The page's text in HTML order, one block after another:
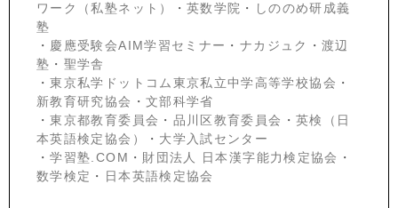
ワーク（私塾ネット）
・ 英数学院 ・
しののめ研成義
塾
・ 慶應受験会AIM学習セミナー ・ ナカジュク ・ 渡辺
塾 ・ 聖学舎
・東京私学ドットコム東京私立中学高等学校協会 ・
新教育研究協会 ・ 文部科学省
・東京都教育委員会 ・ 品川区教育委員会 ・ 英検（日
本英語検定協会）
・ 大学入試センター
・学習塾.COM ・ 財団法人 日本漢字能力検定協会 ・
数学検定 ・ 日本英語検定協会